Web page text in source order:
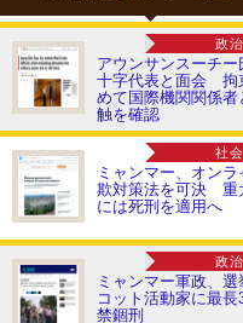
政治
アウンサンスーチー
十字代表と面会 拘
めて国際機関関係者
触を確認
社会
ミャンマー、オンラ
欺対策法を可決 重
には死刑を適用へ
政治
ミャンマー軍政、選
コット活動家に最長
禁錮刑